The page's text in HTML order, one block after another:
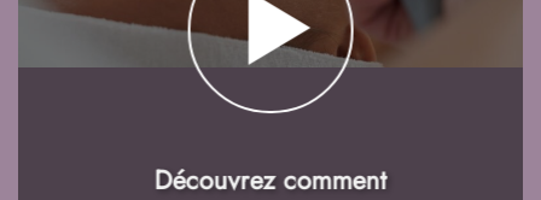
Découvrez comment